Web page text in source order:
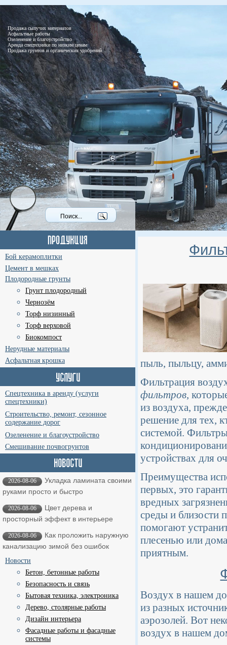
Продажа сыпучих материалов
Асфальтные работы
Озеленение и благоустройство
Аренда спецтехники по низким ценам
Продажа грунтов и органических удобрений
Бой керамоплитки
Цемент в мешках
Плодородные грунты
Грунт плодородный
Чернозём
Торф низинный
Торф верховой
Биокомпост
Нерудные материалы
Асфальтная крошка
Спецтехника в аренду (услуги
спецтехники)
Строительство, ремонт, сезонное
содержание дорог
Озеленение и благоустройство
Смешивание почвогрунтов
2026-08-06
Укладка ламината своими
руками просто и быстро
2026-08-06
Цвет дерева и
просторный эффект в интерьере
2026-08-06
Как проложить наружную
канализацию зимой без ошибок
Новости
Бетон, бетонные работы
Безопасность и связь
Бытовая техника, электроника
Дерево, столярные работы
Дизайн интерьера
Фасадные работы и фасадные
системы
пыль, пыльцу,
Фильтрация
фильтров,
из воздуха,
решение для тех,
системой.
устройствах для
Преимущества
первых, это
вредных
среды и
помогают
плесенью или
приятным.
Воздух в нашем
из разных
аэрозолей. Вот
воздух в нашем